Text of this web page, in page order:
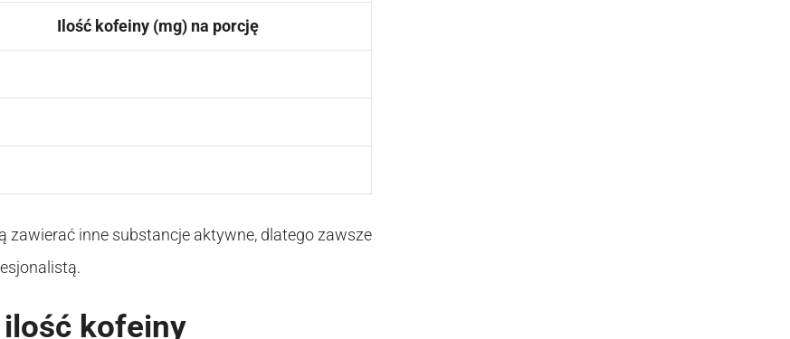
Ilość kofeiny (mg) na porcję
inne substancje aktywne, dlatego zawsze
kofeiny